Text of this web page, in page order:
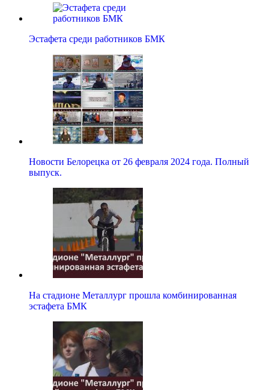
Эстафета среди работников БМК
Новости Белорецка от 26 февраля 2024 года. Полный
выпуск.
На стадионе Металлург прошла комбинированная
эстафета БМК